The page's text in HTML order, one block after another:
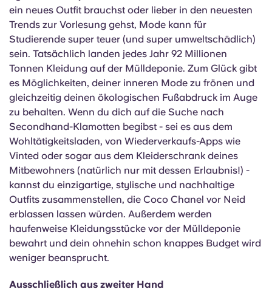
ein neues Outfit brauchst oder lieber in den neuesten
Trends zur Vorlesung gehst, Mode kann für
Studierende super teuer (und super umweltschädlich)
sein. Tatsächlich landen jedes Jahr 92 Millionen
Tonnen Kleidung auf der Mülldeponie. Zum Glück gibt
es Möglichkeiten, deiner inneren Mode zu frönen und
gleichzeitig deinen ökologischen Fußabdruck im Auge
zu behalten. Wenn du dich auf die Suche nach
Secondhand-Klamotten begibst - sei es aus dem
Wohltätigkeitsladen, von Wiederverkaufs-Apps wie
Vinted oder sogar aus dem Kleiderschrank deines
Mitbewohners (natürlich nur mit dessen Erlaubnis!) -
kannst du einzigartige, stylische und nachhaltige
Outfits zusammenstellen, die Coco Chanel vor Neid
erblassen lassen würden. Außerdem werden
haufenweise Kleidungsstücke vor der Mülldeponie
bewahrt und dein ohnehin schon knappes Budget wird
weniger beansprucht.
Ausschließlich aus zweiter Hand